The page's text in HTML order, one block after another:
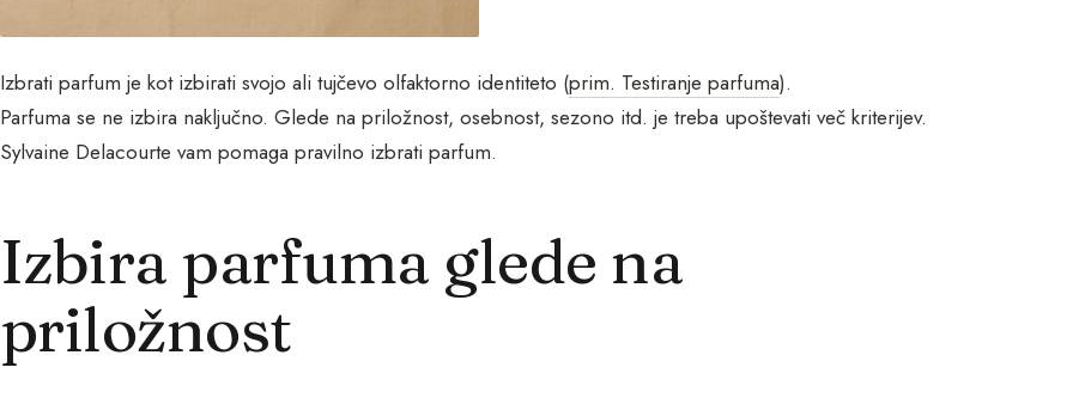
Izbrati parfum je kot izbirati svojo ali tujčevo olfaktorno identiteto (prim. Testiranje parfuma).
Parfuma se ne izbira naključno. Glede na priložnost, osebnost, sezono itd. je treba upoštevati več kriterijev.
Sylvaine Delacourte vam pomaga pravilno izbrati parfum.
Izbira parfuma glede na
priložnost